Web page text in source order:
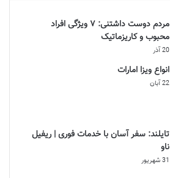
مردم دوست داشتنی: ۷ ویژگی افراد
محبوب و کاریزماتیک
20 آذر
انواع ویزا امارات
22 آبان
تایلند: سفر آسان با خدمات فوری | ریفیل
ناو
31 شهریور